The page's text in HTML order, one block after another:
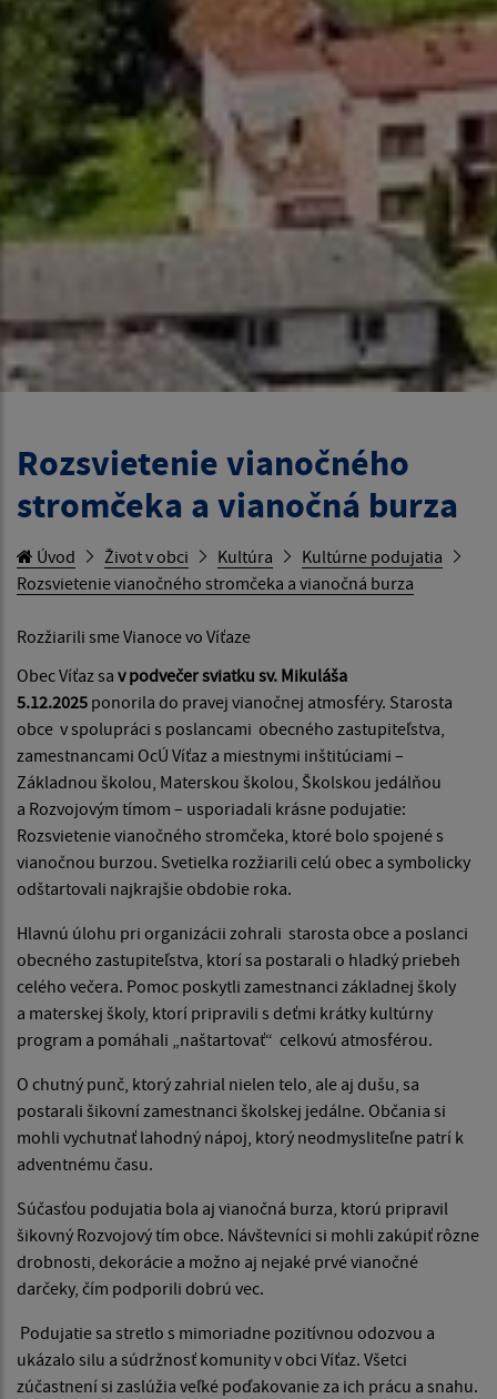
Rozsvietenie vianočného
stromčeka a vianočná burza
Úvod Život v obci Kultúra
Kultúrne podujatia
Rozsvietenie vianočného stromčeka a vianočná burza
Rozžiarili sme Vianoce vo Víťaze
Obec Víťaz sa v podvečer sviatku sv. Mikuláša
5.12.2025 ponorila do pravej vianočnej atmosféry. Starosta
obce v spolupráci s poslancami obecného zastupiteľstva,
zamestnancami OcÚ Víťaz a miestnymi inštitúciami –
Základnou školou, Materskou školou, Školskou jedálňou
a Rozvojovým tímom – usporiadali krásne podujatie:
Rozsvietenie vianočného stromčeka, ktoré bolo spojené s
vianočnou burzou. Svetielka rozžiarili celú obec a symbolicky
odštartovali najkrajšie obdobie roka.
Hlavnú úlohu pri organizácii zohrali starosta obce a poslanci
obecného zastupiteľstva, ktorí sa postarali o hladký priebeh
celého večera. Pomoc poskytli zamestnanci základnej školy
a materskej školy, ktorí pripravili s deťmi krátky kultúrny
program a pomáhali „naštartovať“ celkovú atmosférou.
O chutný punč, ktorý zahrial nielen telo, ale aj dušu, sa
postarali šikovní zamestnanci školskej jedálne. Občania si
mohli vychutnať lahodný nápoj, ktorý neodmysliteľne patrí k
adventnému času.
Súčasťou podujatia bola aj vianočná burza, ktorú pripravil
šikovný Rozvojový tím obce. Návštevníci si mohli zakúpiť rôzne
drobnosti, dekorácie a možno aj nejaké prvé vianočné
darčeky, čím podporili dobrú vec.
Podujatie sa stretlo s mimoriadne pozitívnou odozvou a
ukázalo silu a súdržnosť komunity v obci Víťaz. Všetci
zúčastnení si zaslúžia veľké poďakovanie za ich prácu a snahu.